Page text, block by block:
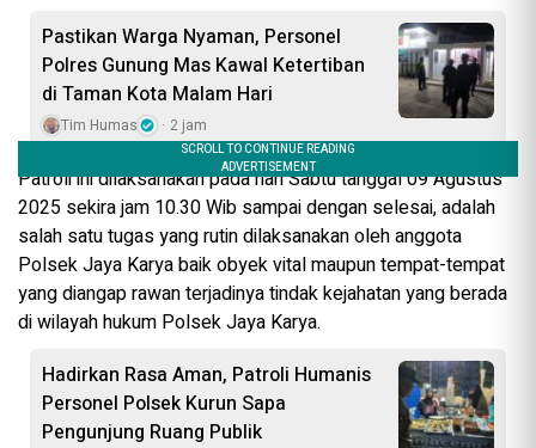
Pastikan Warga Nyaman, Personel
Polres Gunung Mas Kawal Ketertiban
di Taman Kota Malam Hari
Tim Humas 2 jam
Patroli ini dilaksanakan pada hari Sabtu tanggal 09 Agustus
2025 sekira jam 10.30 Wib sampai dengan selesai, adalah
salah satu tugas yang rutin dilaksanakan oleh anggota
Polsek Jaya Karya baik obyek vital maupun tempat-tempat
yang diangap rawan terjadinya tindak kejahatan yang berada
di wilayah hukum Polsek Jaya Karya.
Hadirkan Rasa Aman, Patroli Humanis
Personel Polsek Kurun Sapa
Pengunjung Ruang Publik